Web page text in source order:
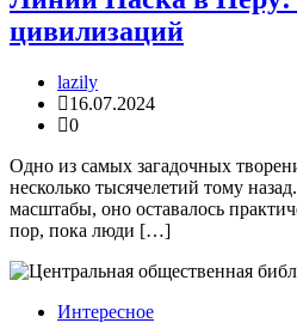
цивилизаций
lazily
16.07.2024
0
Одно из самых загадочных
несколько тысячелетий тому
масштабы, оно оставалось
пор, пока люди […]
Интересное